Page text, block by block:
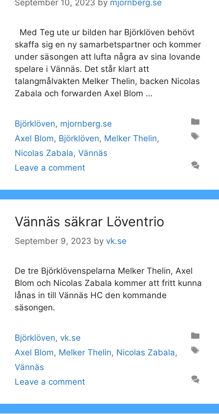
September 10, 2023 by mjornberg.se
Med Teg ute ur bilden har Björklöven behövt
skaffa sig en ny samarbetspartner och kommer
under säsongen att lufta några av sina lovande
spelare i Vännäs. Det står klart att
talangmålvakten Melker Thelin, backen Nicolas
Zabala och forwarden Axel Blom …
Categories
Björklöven, mjornberg.se
Tags
Axel Blom, Björklöven, Melker Thelin,
Nicolas Zabala, Vännäs
Leave a comment
Vännäs säkrar Löventrio
September 9, 2023 by vk.se
De tre Björklövenspelarna Melker Thelin, Axel
Blom och Nicolas Zabala kommer att fritt kunna
lånas in till Vännäs HC den kommande
säsongen.
Categories
Björklöven, vk.se
Tags
Axel Blom, Melker Thelin, Nicolas Zabala,
Vännäs
Leave a comment